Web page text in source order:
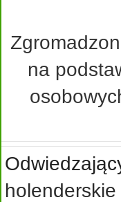
na
holenderskie